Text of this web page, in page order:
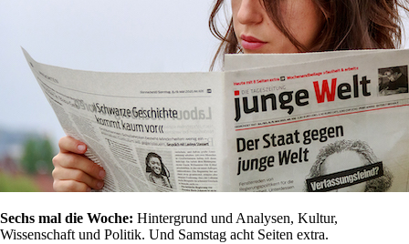
Sechs mal die Woche: Hintergrund und Analysen, Kultur,
Wissenschaft und Politik. Und Samstag acht Seiten extra.